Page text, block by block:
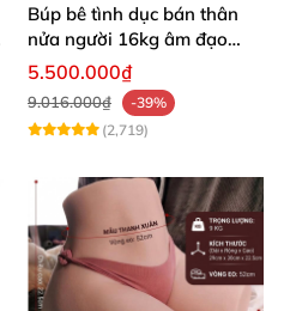
Búp bê tình dục bán thân
nửa người 16kg âm đạo
silicon khít hồng có khung
5.500.000₫
9.016.000₫
-39%
(2,719)